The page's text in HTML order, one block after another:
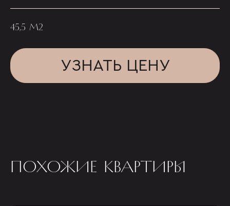
45,5 М2
УЗНАТЬ ЦЕНУ
ПОХОЖИЕ КВАРТИРЫ